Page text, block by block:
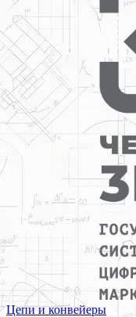
Цепи и конвейеры